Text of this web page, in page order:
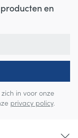
en
in voor onze
privacy policy.